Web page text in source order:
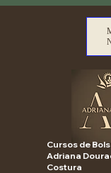
Cursos de
Adriana
Costura